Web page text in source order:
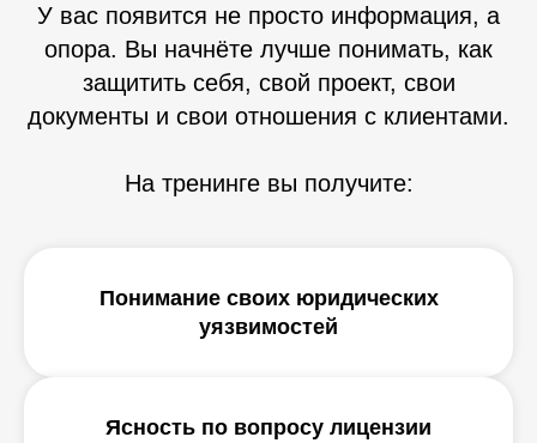
У вас появится не просто информация, а
опора. Вы начнёте лучше понимать, как
защитить себя, свой проект, свои
документы и свои отношения с клиентами.
На тренинге вы получите:
Понимание своих юридических
уязвимостей
Ясность по вопросу лицензии